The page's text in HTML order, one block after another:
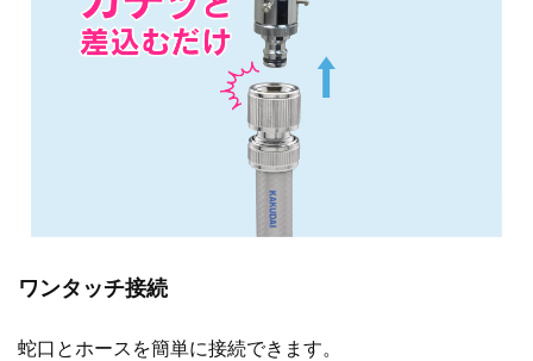
ワンタッチ接続
蛇口とホースを簡単に接続できます。